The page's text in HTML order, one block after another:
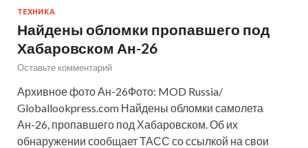
ТЕХНИКА
Найдены обломки пропавшего под
Хабаровском Ан-26
Оставьте комментарий
Архивное фото Ан-26Фото: MOD Russia/
Globallookpress.com Найдены обломки самолета
Ан-26, пропавшего под Хабаровском. Об их
обнаружении сообщает ТАСС со ссылкой на свои